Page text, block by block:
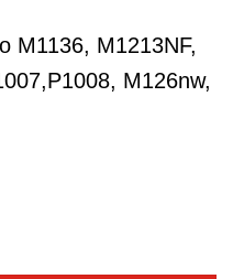
M1136, M1213NF,
M126nw,
Dùng Cho Máy In